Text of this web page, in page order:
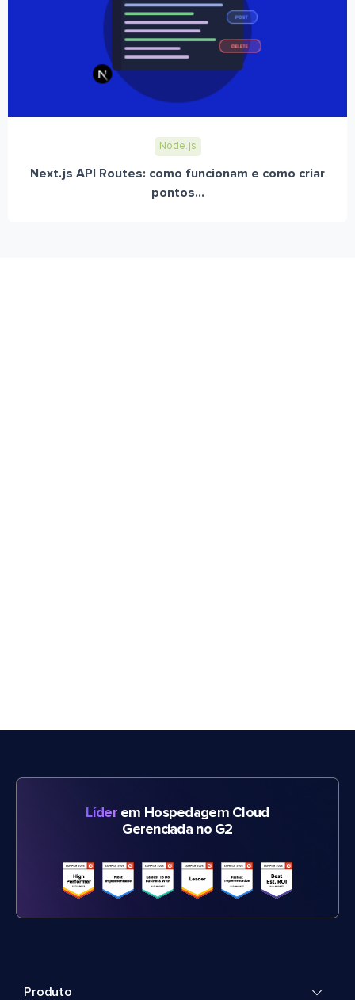
Node.js
Next.js API Routes: como funcionam e como criar
pontos...
Líderem Hospedagem Cloud
Gerenciada no G2
Produto